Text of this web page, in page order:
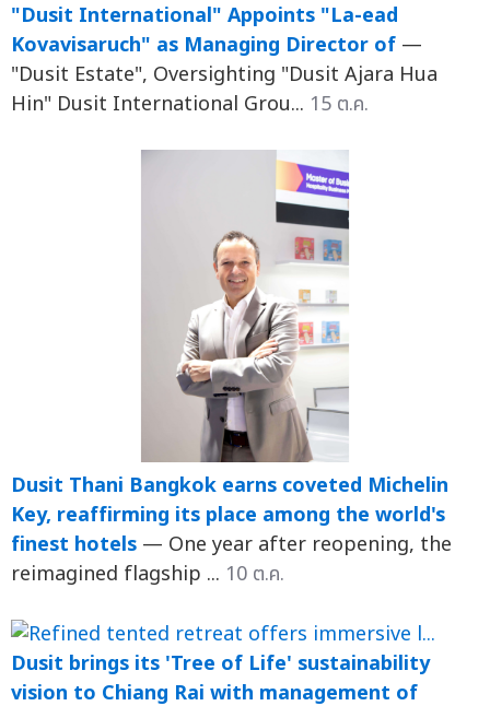
"Dusit International" Appoints "La-ead
Kovavisaruch" as Managing Director of —
"Dusit Estate", Oversighting "Dusit Ajara Hua
Hin" Dusit International Grou... 15 ต.ค.
Dusit Thani Bangkok earns coveted Michelin
Key, reaffirming its place among the world's
finest hotels — One year after reopening, the
reimagined flagship ... 10 ต.ค.
Dusit brings its 'Tree of Life' sustainability
vision to Chiang Rai with management of